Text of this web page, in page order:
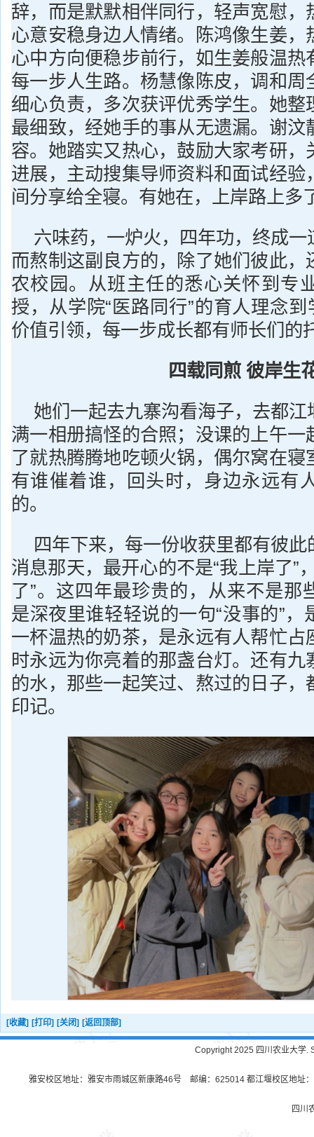
辞，而是默默相伴同行，轻声宽慰，
心意安稳身边人情绪。陈鸿像生姜，
心中方向便稳步前行，如生姜般温热
每一步人生路。杨慧像陈皮，调和周
细心负责，多次获评优秀学生。她整
最细致，经她手的事从无遗漏。谢汶
容。她踏实又热心，鼓励大家考研，
进展，主动搜集导师资料和面试经验
间分享给全寝。有她在，上岸路上多
六味药，一炉火，四年功，终成
而熬制这副良方的，除了她们彼此，
农校园。从班主任的悉心关怀到专
授，从学院“医路同行”的育人理念到
价值引领，每一步成长都有师长们的
四载同煎 彼岸生
她们一起去九寨沟看海子，去都
满一相册搞怪的合照；没课的上午一
了就热腾腾地吃顿火锅，偶尔窝在寝
有谁催着谁，回头时，身边永远有
的。
四年下来，每一份收获里都有彼
消息那天，最开心的不是“我上岸了”
了”。这四年最珍贵的，从来不是
是深夜里谁轻轻说的一句“没事的”，
一杯温热的奶茶，是永远有人帮忙占
时永远为你亮着的那盏台灯。还有九
的水，那些一起笑过、熬过的日子，
印记。
[收藏] [打印] [关闭] [返回顶部]
Copyright 2025 四川农业大学.
雅安校区地址：雅安市雨城区新康路46号 邮编：625014 都江堰校区地址
四川